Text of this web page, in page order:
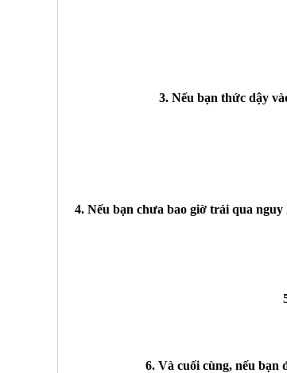
3. Nếu bạn thức dậy
4. Nếu bạn chưa bao giờ trải qua
6. Và cuối cùng, nếu bạn